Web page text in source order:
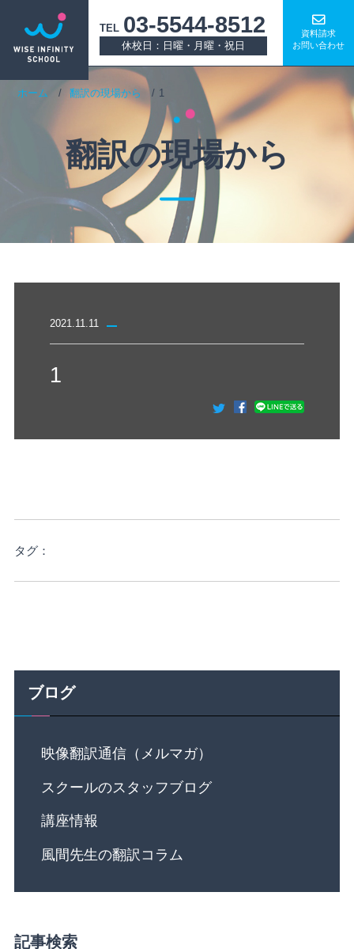
TEL 03-5544-8512
休校日：日曜・月曜・祝日
資料請求
お問い合わせ
ホーム 翻訳の現場から 1
翻訳の現場から
2021.11.11
1
タグ：
ブログ
映像翻訳通信（メルマガ）
スクールのスタッフブログ
講座情報
風間先生の翻訳コラム
記事検索